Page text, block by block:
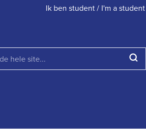
Ik ben student / I'm a student